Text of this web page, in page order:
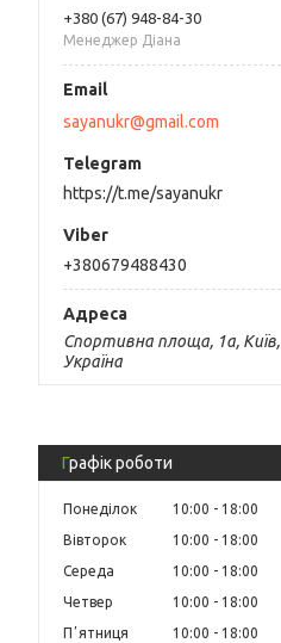
+380 (67) 948-84-30
Менеджер Діана
sayanukr@gmail.com
https://t.me/sayanukr
+380679488430
Спортивна площа, 1а, Київ,
Україна
Графік роботи
Понеділок 10:00
18:00
Вівторок
10:00
18:00
Середа
10:00
18:00
Четвер
10:00
18:00
Пʼятниця
10:00
18:00